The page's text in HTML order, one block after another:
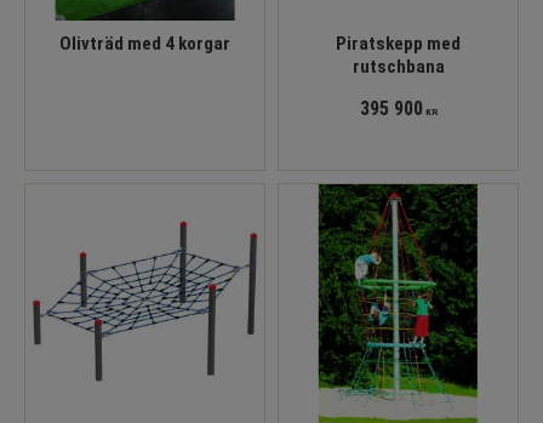
Olivträd med 4 korgar
Piratskepp med
rutschbana
395 900KR